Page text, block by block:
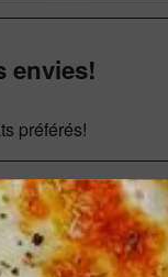
envies!
préférés!